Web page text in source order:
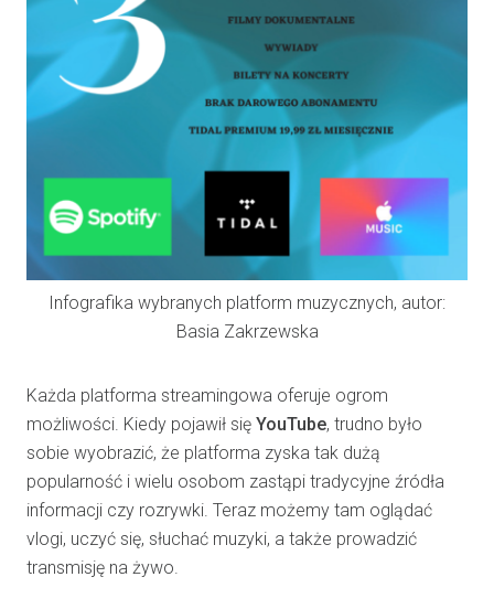
Infografika wybranych platform muzycznych, autor:
Basia Zakrzewska
Każda platforma streamingowa oferuje ogrom
możliwości. Kiedy pojawił się YouTube, trudno było
sobie wyobrazić, że platforma zyska tak dużą
popularność i wielu osobom zastąpi tradycyjne źródła
informacji czy rozrywki. Teraz możemy tam oglądać
vlogi, uczyć się, słuchać muzyki, a także prowadzić
transmisję na żywo.